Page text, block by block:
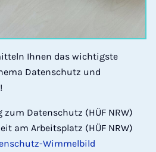
Ihnen das wichtigste
Datenschutz und
Datenschutz (HÜF NRW)
am Arbeitsplatz (HÜF NRW)
Wimmelbild